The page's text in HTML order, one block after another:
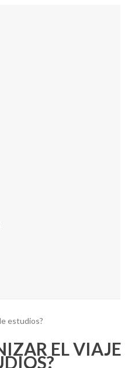
EL VIAJE